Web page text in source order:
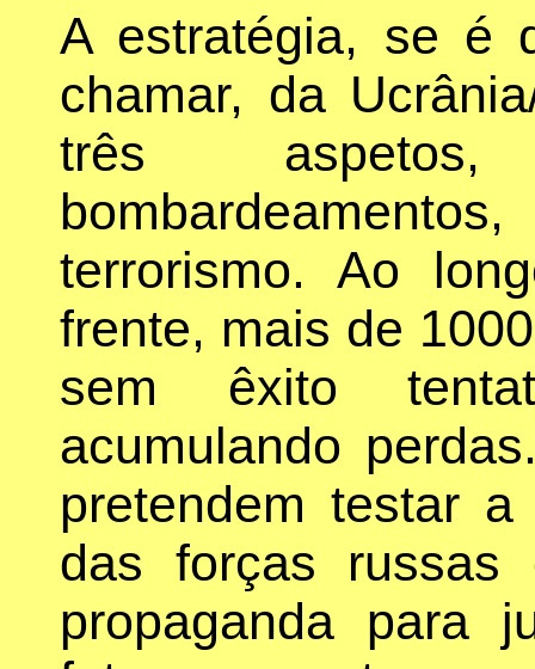
A estratégia, se é
chamar, da
três
terrorismo. Ao
frente, mais de
sem êxito
acumulando
pretendem testar
das forças russas
propaganda para